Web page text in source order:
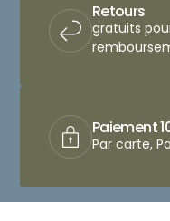
Retours
gratuits
Paiement
Par carte,